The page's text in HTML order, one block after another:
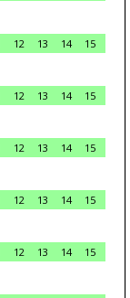
12 13 14
15
12 13 14
15
12 13 14
15
12 13 14
15
12 13 14
15